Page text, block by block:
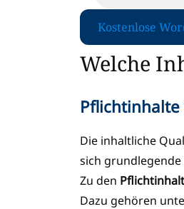
Kostenlose
Welche
Die inhaltliche
sich
Zu den
Dazu gehören